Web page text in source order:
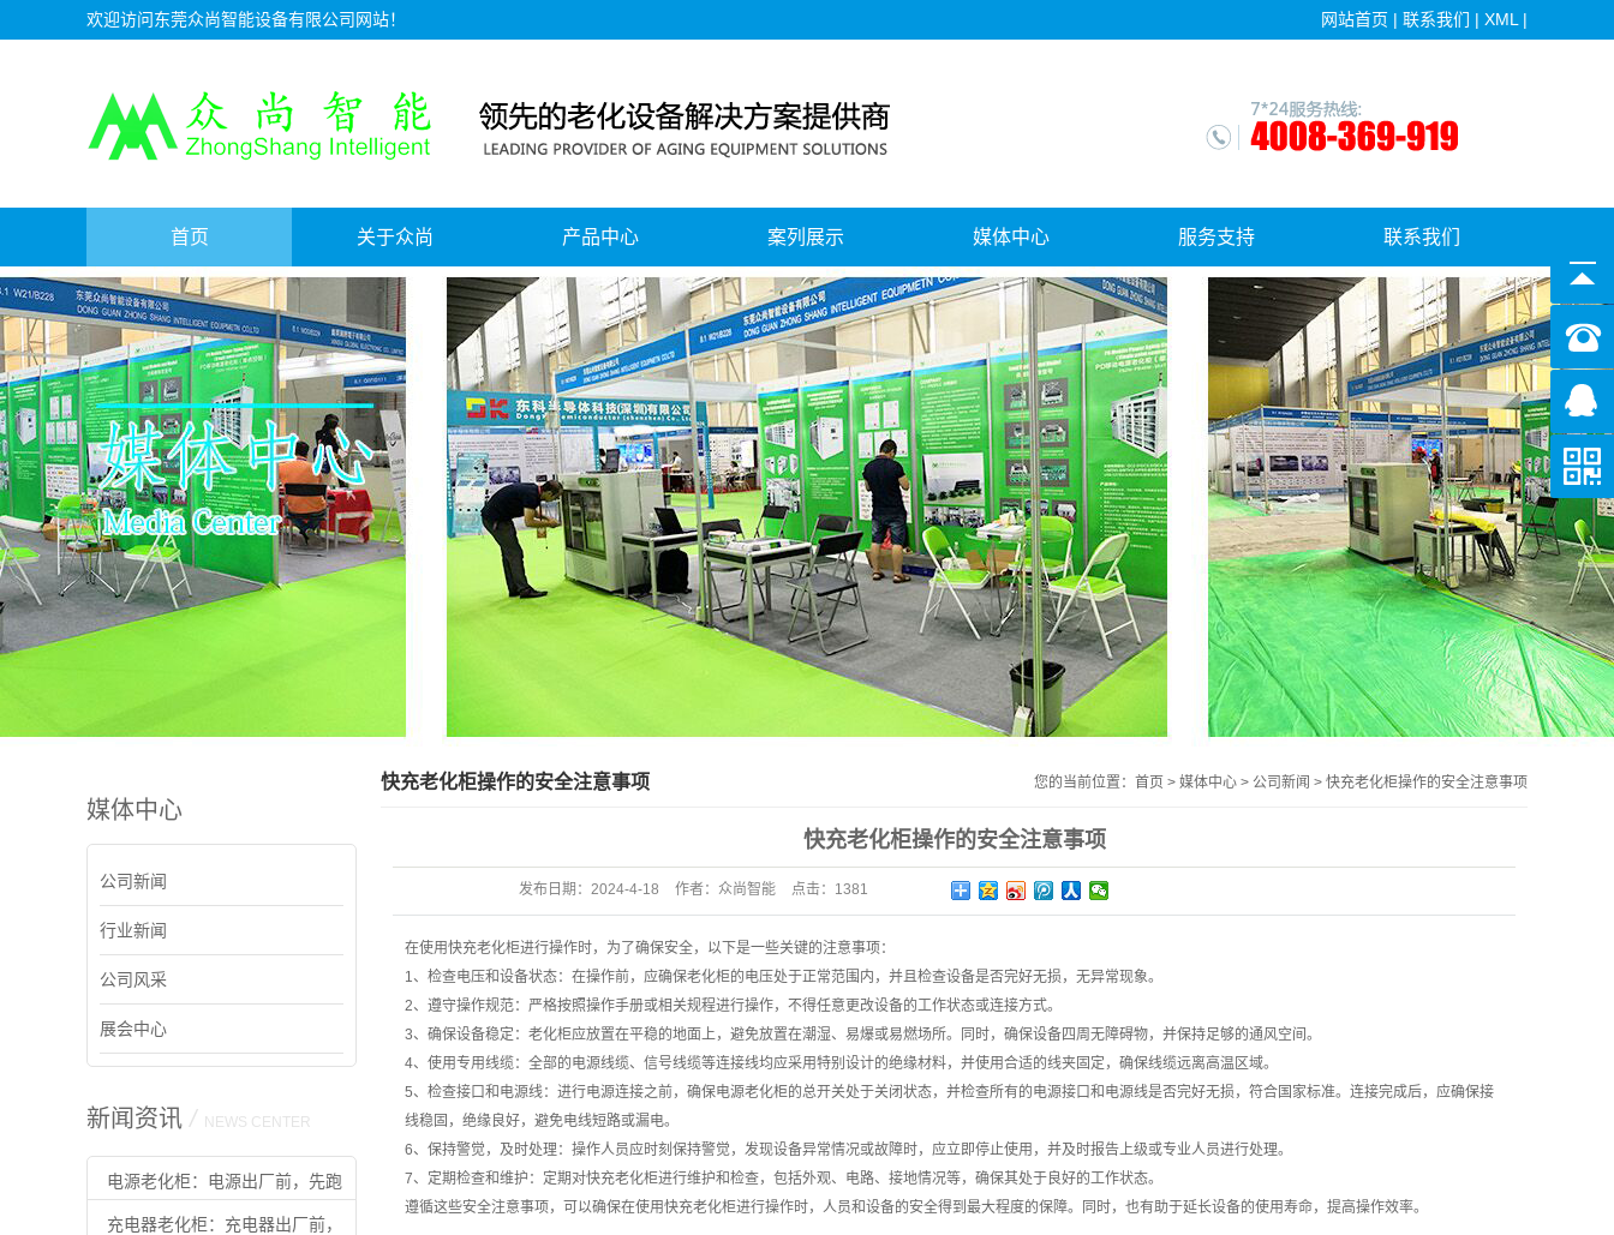
欢迎访问东莞众尚智能设备有限公司网站！ 网站首页 | 联系我们 | XML |
首页 关于众尚
资质证书
公司介绍
服务理念
人才招聘
产品中心
移动电源、电池组老化测试系列
蓝牙耳机、音响老化测试系列
无线充老化测试系列
电源老化测试系列
节能回馈式老化测试系列
灯具智能老化测试系列
非标定制老化测试系列
仪器仪表系列
负载模组、板卡产品系列
案列展示 媒体中心
公司新闻
行业新闻
公司风采
展会中心
服务支持
售后服务
软件更新下载中心
常见问答
联系我们
媒体中心
公司新闻
行业新闻
公司风采
展会中心
新闻资讯 / NEWS CENTER
电源老化柜：电源出厂前，先跑
完”满载马拉松”
充电器老化柜：充电器出厂前，
快充老化柜操作的安全注意事项 您的当前位置： 首页 > 媒体中心 > 公司新闻 > 快充老化柜操作的安全注意事项
快充老化柜操作的安全注意事项
发布日期： 2024-4-18 作者： 众尚智能 点击：1381
在使用快充老化柜进行操作时，为了确保安全，以下是一些关键的注意事项：
1、检查电压和设备状态：在操作前，应确保老化柜的电压处于正常范围内，并且检查设备是否完好无损，无异常现象。
2、遵守操作规范：严格按照操作手册或相关规程进行操作，不得任意更改设备的工作状态或连接方式。
3、确保设备稳定：老化柜应放置在平稳的地面上，避免放置在潮湿、易爆或易燃场所。同时，确保设备四周无障碍物，并保持足够的通风空间。
4、使用专用线缆：全部的电源线缆、信号线缆等连接线均应采用特别设计的绝缘材料，并使用合适的线夹固定，确保线缆远离高温区域。
5、检查接口和电源线：进行电源连接之前，确保电源老化柜的总开关处于关闭状态，并检查所有的电源接口和电源线是否完好无损，符合国家标准。连接完成后，应确保接
线稳固，绝缘良好，避免电线短路或漏电。
6、保持警觉，及时处理：操作人员应时刻保持警觉，发现设备异常情况或故障时，应立即停止使用，并及时报告上级或专业人员进行处理。
7、定期检查和维护：定期对快充老化柜进行维护和检查，包括外观、电路、接地情况等，确保其处于良好的工作状态。
遵循这些安全注意事项，可以确保在使用快充老化柜进行操作时，人员和设备的安全得到最大程度的保障。同时，也有助于延长设备的使用寿命，提高操作效率。